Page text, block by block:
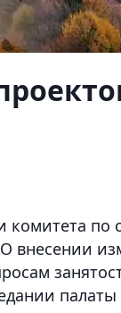
по
внесении